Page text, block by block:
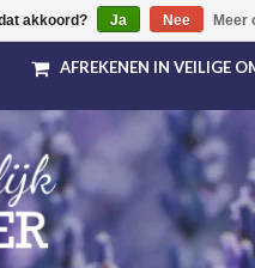
AFREKENEN IN VEILIGE
akkoord? Ja Nee Meer